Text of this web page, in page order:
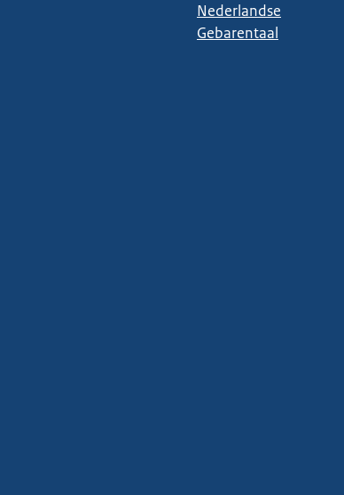
Nederlandse
Gebarentaal